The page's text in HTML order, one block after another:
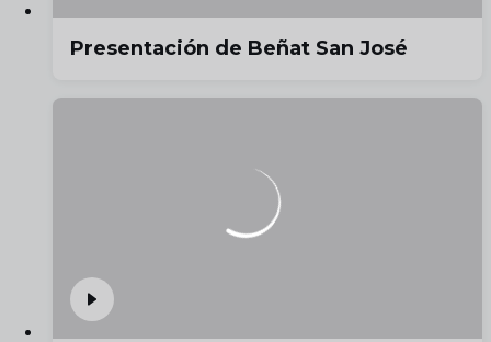
Presentación de Beñat San José